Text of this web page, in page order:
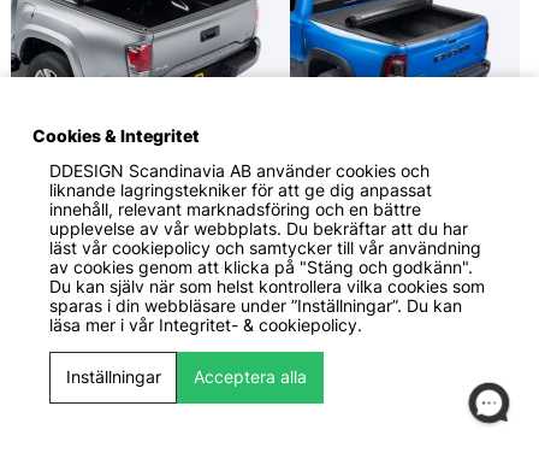
fr. 16 999 KR
Truxedo
Truxedo Sentry Hårt
Rullbart Flaklock
Rullbart Hårt Flaklock
Montering endast 15
Minuter
Aluminiumlameller under en
slitstark svart väv.
fr. 18 999 KR
Truxedo
Truxedo Sentry CT Hårt
Rullbart Flaklock
Rullbart Hårt Flaklock
Montering endast 15
Minuter
Aluminiumlameller under en
slitstark svart väv.
Cookies & Integritet
DDESIGN Scandinavia ABanvänder cookies och
liknande lagringstekniker för att ge dig anpassat
innehåll, relevant marknadsföring och en bättre
upplevelse av vår webbplats. Du bekräftar att du har
läst vår cookiepolicy och samtycker till vår användning
av cookies genom att klicka på "Stäng och godkänn".
Du kan själv när som helst kontrollera vilka cookies som
sparas i din webbläsare under ”Inställningar”. Du kan
läsa mer i vår Integritet- & cookiepolicy.
Inställningar Acceptera alla